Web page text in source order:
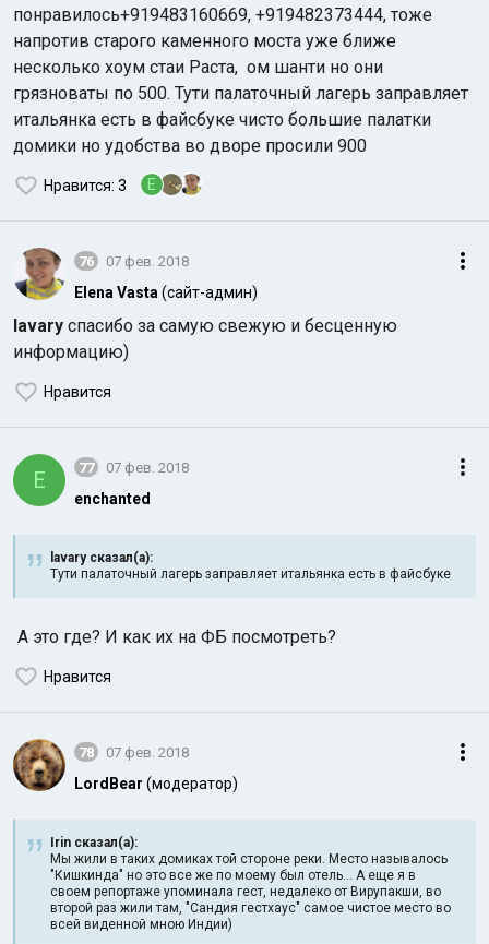
понравилось+919483160669, +919482373444, тоже
напротив старого каменного моста уже ближе
несколько хоум стаи Раста, ом шанти но они
грязноваты по 500. Тути палаточный лагерь заправляет
итальянка есть в файсбуке чисто большие палатки
домики но удобства во дворе просили 900
Нравится: 3 E
76 07 фев. 2018
Elena Vasta (сайт-админ)
lavary спасибо за самую свежую и бесценную
информацию)
Нравится
E 77 07 фев. 2018
enchanted
lavary сказал(а):
Тути палаточный лагерь заправляет итальянка есть в файсбуке
А это где? И как их на ФБ посмотреть?
Нравится
78 07 фев. 2018
LordBear (модератор)
Irin сказал(а):
Мы жили в таких домиках той стороне реки. Место называлось
"Кишкинда" но это все же по моему был отель... А еще я в
своем репортаже упоминала гест, недалеко от Вирупакши, во
второй раз жили там, "Сандия гестхаус" самое чистое место во
всей виденной мною Индии)